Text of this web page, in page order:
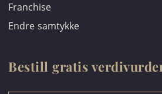
Franchise
Endre samtykke
Bestill gratis